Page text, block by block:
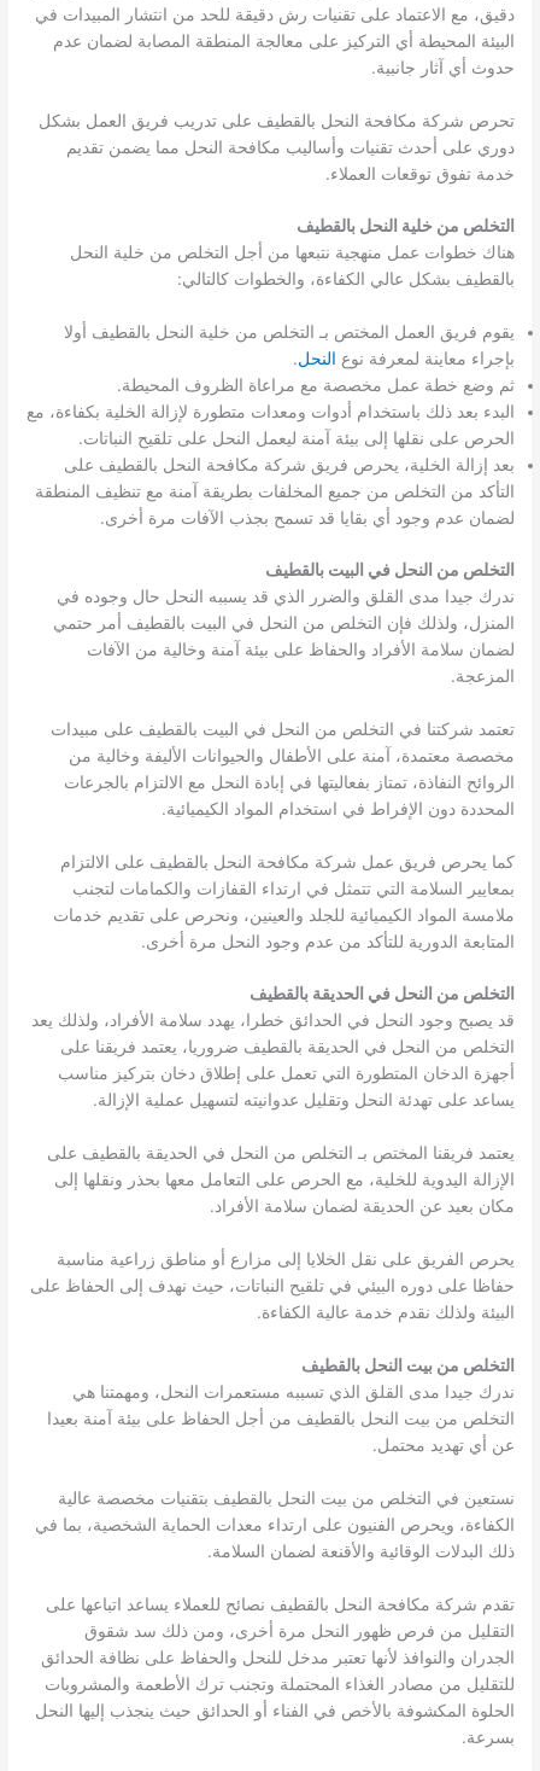
دقيق، مع الاعتماد على تقنيات رش دقيقة للحد من انتشار المبيدات في
البيئة المحيطة أي التركيز على معالجة المنطقة المصابة لضمان عدم
حدوث أي آثار جانبية.
تحرص شركة مكافحة النحل بالقطيف على تدريب فريق العمل بشكل
دوري على أحدث تقنيات وأساليب مكافحة النحل مما يضمن تقديم
خدمة تفوق توقعات العملاء.
التخلص من خلية النحل بالقطيف
هناك خطوات عمل منهجية نتبعها من أجل التخلص من خلية النحل
بالقطيف بشكل عالي الكفاءة، والخطوات كالتالي:
يقوم فريق العمل المختص بـ التخلص من خلية النحل بالقطيف أولا
بإجراء معاينة لمعرفة نوع النحل.
ثم وضع خطة عمل مخصصة مع مراعاة الظروف المحيطة.
البدء بعد ذلك باستخدام أدوات ومعدات متطورة لإزالة الخلية بكفاءة، مع
الحرص على نقلها إلى بيئة آمنة ليعمل النحل على تلقيح النباتات.
بعد إزالة الخلية، يحرص فريق شركة مكافحة النحل بالقطيف على
التأكد من التخلص من جميع المخلفات بطريقة آمنة مع تنظيف المنطقة
لضمان عدم وجود أي بقايا قد تسمح بجذب الآفات مرة أخرى.
التخلص من النحل في البيت بالقطيف
ندرك جيدا مدى القلق والضرر الذي قد يسببه النحل حال وجوده في
المنزل، ولذلك فإن التخلص من النحل في البيت بالقطيف أمر حتمي
لضمان سلامة الأفراد والحفاظ على بيئة آمنة وخالية من الآفات
المزعجة.
تعتمد شركتنا في التخلص من النحل في البيت بالقطيف على مبيدات
مخصصة معتمدة، آمنة على الأطفال والحيوانات الأليفة وخالية من
الروائح النفاذة، تمتاز بفعاليتها في إبادة النحل مع الالتزام بالجرعات
المحددة دون الإفراط في استخدام المواد الكيميائية.
كما يحرص فريق عمل شركة مكافحة النحل بالقطيف على الالتزام
بمعايير السلامة التي تتمثل في ارتداء القفازات والكمامات لتجنب
ملامسة المواد الكيميائية للجلد والعينين، ونحرص على تقديم خدمات
المتابعة الدورية للتأكد من عدم وجود النحل مرة أخرى.
التخلص من النحل في الحديقة بالقطيف
قد يصبح وجود النحل في الحدائق خطرا، يهدد سلامة الأفراد، ولذلك يعد
التخلص من النحل في الحديقة بالقطيف ضروريا، يعتمد فريقنا على
أجهزة الدخان المتطورة التي تعمل على إطلاق دخان بتركيز مناسب
يساعد على تهدئة النحل وتقليل عدوانيته لتسهيل عملية الإزالة.
يعتمد فريقنا المختص بـ التخلص من النحل في الحديقة بالقطيف على
الإزالة اليدوية للخلية، مع الحرص على التعامل معها بحذر ونقلها إلى
مكان بعيد عن الحديقة لضمان سلامة الأفراد.
يحرص الفريق على نقل الخلايا إلى مزارع أو مناطق زراعية مناسبة
حفاظا على دوره البيئي في تلقيح النباتات، حيث نهدف إلى الحفاظ على
البيئة ولذلك نقدم خدمة عالية الكفاءة.
التخلص من بيت النحل بالقطيف
ندرك جيدا مدى القلق الذي تسببه مستعمرات النحل، ومهمتنا هي
التخلص من بيت النحل بالقطيف من أجل الحفاظ على بيئة آمنة بعيدا
عن أي تهديد محتمل.
نستعين في التخلص من بيت النحل بالقطيف بتقنيات مخصصة عالية
الكفاءة، ويحرص الفنيون على ارتداء معدات الحماية الشخصية، بما في
ذلك البدلات الوقائية والأقنعة لضمان السلامة.
تقدم شركة مكافحة النحل بالقطيف نصائح للعملاء يساعد اتباعها على
التقليل من فرص ظهور النحل مرة أخرى، ومن ذلك سد شقوق
الجدران والنوافذ لأنها تعتبر مدخل للنحل والحفاظ على نظافة الحدائق
للتقليل من مصادر الغذاء المحتملة وتجنب ترك الأطعمة والمشروبات
الحلوة المكشوفة بالأخص في الفناء أو الحدائق حيث ينجذب إليها النحل
بسرعة.